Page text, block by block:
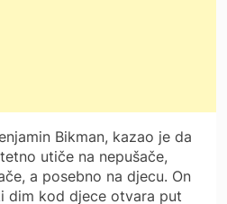
Bikman, kazao je da
utiče na nepušače,
a posebno na djecu. On
dim kod djece otvara put